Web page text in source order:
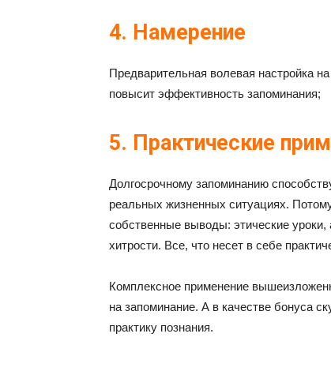
4. Намерение
Предварительная волевая настройка
повысит эффективность запоминания;
5. Практические
Долгосрочному запоминанию
реальных жизненных ситуациях.
собственные выводы: этические
хитрости. Все, что несет в себе
Комплексное применение
на запоминание. А в качестве бонуса
практику познания.